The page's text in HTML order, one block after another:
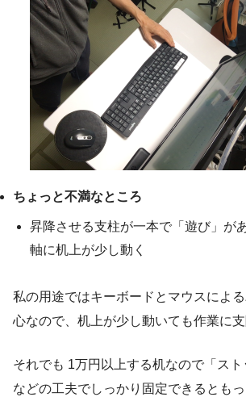
ちょっと不満なところ
昇降させる支柱が一本で「遊び」が
軸に机上が少し動く
私の用途ではキーボードとマウスによ
心なので、机上が少し動いても作業に支
それでも 1万円以上する机なので「ス
などの工夫でしっかり固定できるともっ